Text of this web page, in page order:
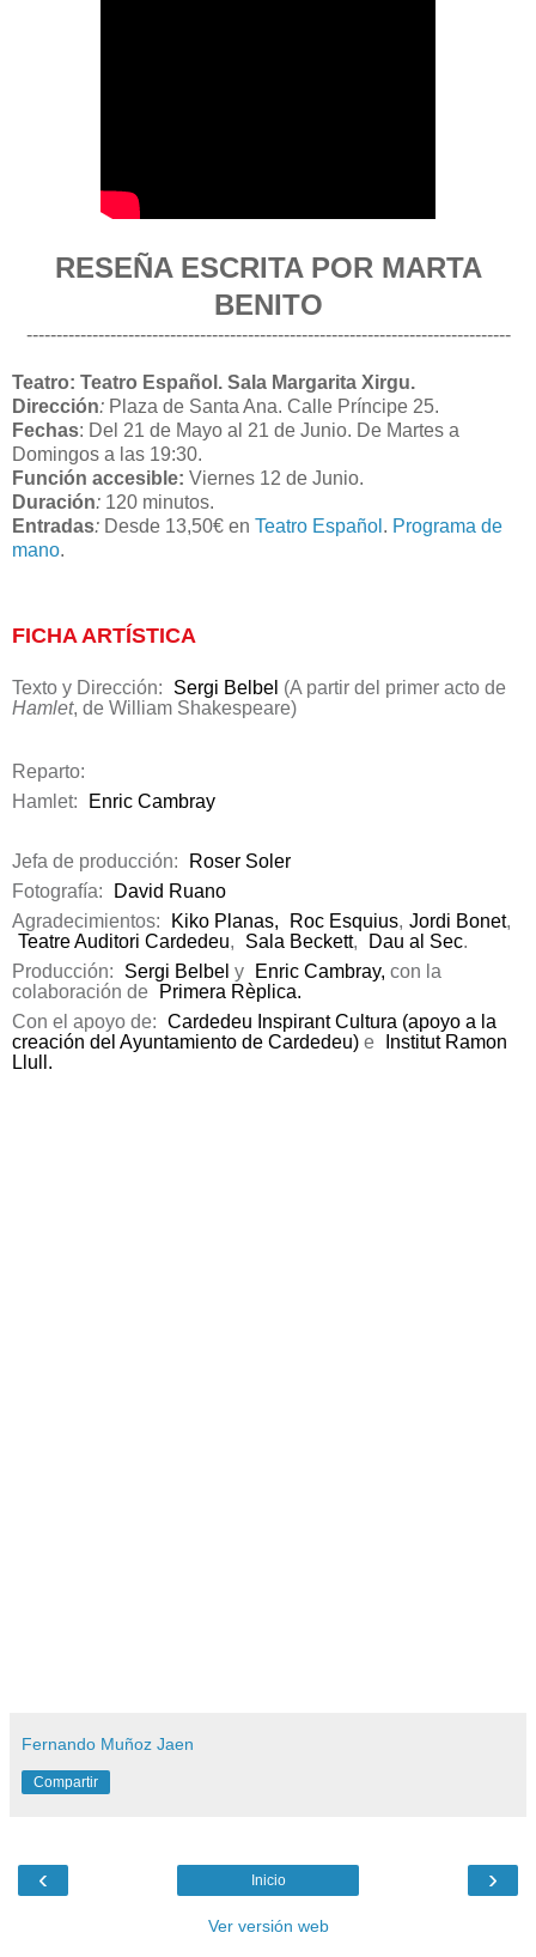
RESEÑA ESCRITA POR MARTA
BENITO
---------------------------------------------------------------------------------
Teatro: Teatro Español . Sala Margarita Xirgu.
Dirección: Plaza de Santa Ana. Calle Príncipe 25.
Fechas: Del 21 de Mayo al 21 de Junio. De Martes a
Domingos a las 19:30.
Función accesible: Viernes 12 de Junio.
Duración: 120 minutos.
Entradas: Desde 13,50€ en Teatro Español . Programa de
mano.
FICHA ARTÍSTICA
Texto y Dirección: Sergi Belbel (A partir del primer acto de
Hamlet, de William Shakespeare)
Reparto:
Hamlet:
Enric Cambray
Jefa de producción:
Roser Soler
Fotografía:
David Ruano
Agradecimientos:
Kiko Planas, Roc Esquius, Jordi Bonet,
Teatre Auditori Cardedeu, Sala Beckett, Dau al Sec.
Producción:
Sergi Belbel y Enric Cambray, con la
colaboración de
Primera Rèplica.
Con el apoyo de: Cardedeu Inspirant Cultura (apoyo a la
creación del Ayuntamiento de Cardedeu) e
Institut Ramon
Llull.
Fernando Muñoz Jaen
Compartir
‹ ›
Inicio
Ver versión web